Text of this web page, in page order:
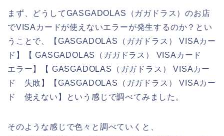
まず、どうしてGASGADOLAS（ガガドラス）のお店
でVISAカードが使えないエラーが発生するのか？とい
うことで、【GASGADOLAS（ガガドラス） VISAカー
ド】【 GASGADOLAS（ガガドラス） VISAカード
エラー】【 GASGADOLAS（ガガドラス） VISAカー
ド 失敗】【GASGADOLAS（ガガドラス） VISAカー
ド 使えない】という感じで調べてみました。
そのような感じで色々と調べていくと、